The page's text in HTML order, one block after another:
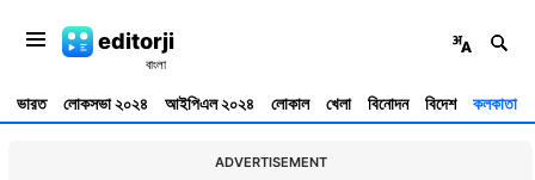
editorji
ভারত লোকসভা ২০২৪ আইপিএল ২০২৪ লোকাল খেলা বিনোদন বিদেশ কলকাতা
ADVERTISEMENT